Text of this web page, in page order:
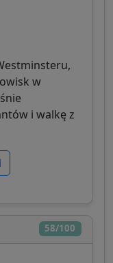
w
i walkę z
58/100